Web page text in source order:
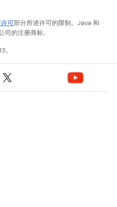
可部分所述许可的限制。Java 和
的注册商标。
。